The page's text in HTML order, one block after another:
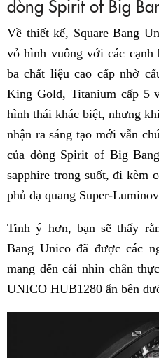
dòng Spirit of Big
Về thiết kế, Square Bang
vỏ hình vuông với các
ba chất liệu cao cấp nhờ
King Gold, Titanium cấp 5
hình thái khác biệt, nhưng
nhận ra sáng tạo mới vẫn
của dòng Spirit of Big
sapphire trong suốt, đi kèm
phủ dạ quang Super-
Tinh ý hơn, bạn sẽ thấy
Bang Unico đã được các
mang đến cái nhìn chân
UNICO HUB1280 ẩn bên